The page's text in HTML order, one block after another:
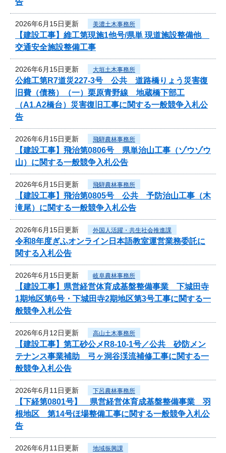
2026年6月15日更新 美濃土木事務所
【建設工事】維工第現施1他号/県単 現道施設整備他
交通安全施設整備工事
2026年6月15日更新 大垣土木事務所
公維工第R7道災227-3号 公共 道路橋りょう災害復
旧費（債務）（一）栗原青野線 地蔵橋下部工
（A1.A2橋台）災害復旧工事に関する一般競争入札公
告
2026年6月15日更新 飛騨農林事務所
【建設工事】飛治第0806号 県単治山工事（ゾウゾウ
山）に関する一般競争入札公告
2026年6月15日更新 飛騨農林事務所
【建設工事】飛治第0805号 公共 予防治山工事（木
滝尾）に関する一般競争入札公告
2026年6月15日更新 外国人活躍・共生社会推進課
令和8年度ぎふオンライン日本語教室運営業務委託に
関する入札公告
2026年6月15日更新 岐阜農林事務所
【建設工事】県営経営体育成基盤整備事業 下城田寺
1期地区第6号・下城田寺2期地区第3号工事に関する一
般競争入札公告
2026年6月12日更新 高山土木事務所
【建設工事】第工砂公メR8-10-1号／公共 砂防メン
テナンス事業補助 弓ヶ洞谷渓流補修工事に関する一
般競争入札公告
2026年6月11日更新 下呂農林事務所
【下経第0801号】 県営経営体育成基盤整備事業 羽
根地区 第14号ほ場整備工事に関する一般競争入札公
告
2026年6月11日更新 地域振興課